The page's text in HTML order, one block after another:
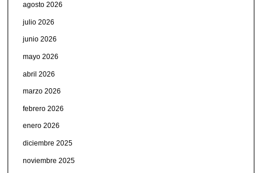
agosto 2026
julio 2026
junio 2026
mayo 2026
abril 2026
marzo 2026
febrero 2026
enero 2026
diciembre 2025
noviembre 2025